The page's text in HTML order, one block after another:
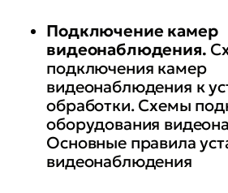
Подключение камер
видеонаблюдения.
подключения камер
видеонаблюдения к
обработки. Схемы
оборудования
Основные правила
видеонаблюдения